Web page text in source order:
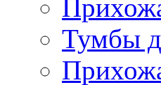
Тумбы